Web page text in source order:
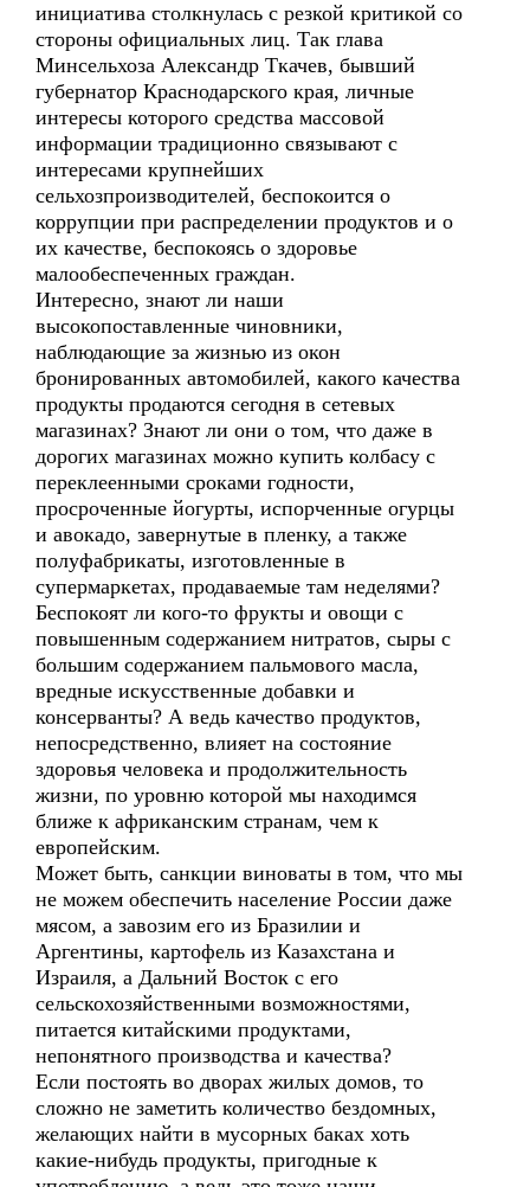
инициатива столкнулась с резкой критикой со
стороны официальных лиц. Так глава
Минсельхоза Александр Ткачев, бывший
губернатор Краснодарского края, личные
интересы которого средства массовой
информации традиционно связывают с
интересами крупнейших
сельхозпроизводителей, беспокоится о
коррупции при распределении продуктов и о
их качестве, беспокоясь о здоровье
малообеспеченных граждан.
Интересно, знают ли наши
высокопоставленные чиновники,
наблюдающие за жизнью из окон
бронированных автомобилей, какого качества
продукты продаются сегодня в сетевых
магазинах? Знают ли они о том, что даже в
дорогих магазинах можно купить колбасу с
переклеенными сроками годности,
просроченные йогурты, испорченные огурцы
и авокадо, завернутые в пленку, а также
полуфабрикаты, изготовленные в
супермаркетах, продаваемые там неделями?
Беспокоят ли кого-то фрукты и овощи с
повышенным содержанием нитратов, сыры с
большим содержанием пальмового масла,
вредные искусственные добавки и
консерванты? А ведь качество продуктов,
непосредственно, влияет на состояние
здоровья человека и продолжительность
жизни, по уровню которой мы находимся
ближе к африканским странам, чем к
европейским.
Может быть, санкции виноваты в том, что мы
не можем обеспечить население России даже
мясом, а завозим его из Бразилии и
Аргентины, картофель из Казахстана и
Израиля, а Дальний Восток с его
сельскохозяйственными возможностями,
питается китайскими продуктами,
непонятного производства и качества?
Если постоять во дворах жилых домов, то
сложно не заметить количество бездомных,
желающих найти в мусорных баках хоть
какие-нибудь продукты, пригодные к